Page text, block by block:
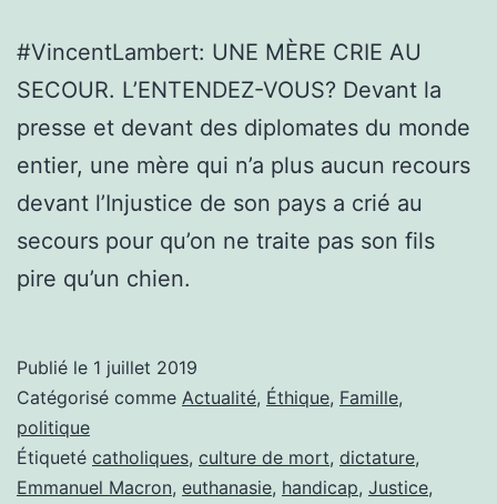
#VincentLambert: UNE MÈRE CRIE AU
SECOUR. L’ENTENDEZ-VOUS? Devant la
presse et devant des diplomates du monde
entier, une mère qui n’a plus aucun recours
devant l’Injustice de son pays a crié au
secours pour qu’on ne traite pas son fils
pire qu’un chien.
Publié le 1 juillet 2019
Catégorisé comme Actualité, Éthique, Famille,
politique
Étiqueté catholiques, culture de mort, dictature,
Emmanuel Macron, euthanasie, handicap, Justice,